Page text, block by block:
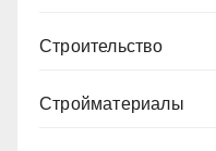
Строительство
Стройматериалы